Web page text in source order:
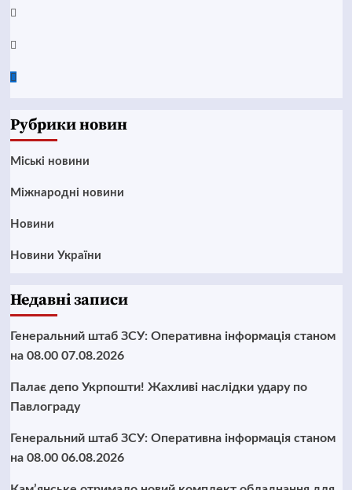
Instagram
Twitter
Google
Рубрики новин
Mіські новини
Міжнародні новини
Новини
Новини України
Недавні записи
Генеральний штаб ЗСУ: Оперативна інформація станом
на 08.00 07.08.2026
Палає депо Укрпошти! Жахливі наслідки удару по
Павлограду
Генеральний штаб ЗСУ: Оперативна інформація станом
на 08.00 06.08.2026